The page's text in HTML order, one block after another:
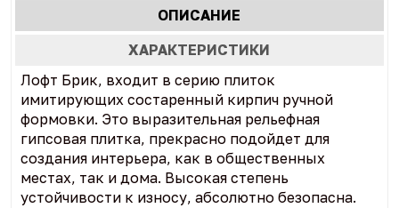
Характеристики
табы
ОПИСАНИЕ
ВКЛАДКА)
ХАРАКТЕРИСТИКИ
Лофт Брик, входит в серию плиток
имитирующих состаренный кирпич ручной
формовки. Это выразительная рельефная
гипсовая плитка, прекрасно подойдет для
создания интерьера, как в общественных
местах, так и дома. Высокая степень
устойчивости к износу, абсолютно безопасна.